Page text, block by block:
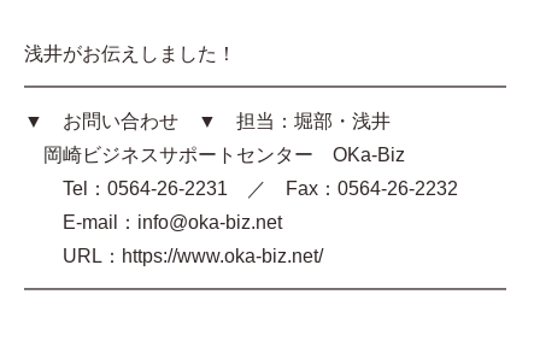
浅井がお伝えしました！
━━━━━━━━━━━━━━━━━━━━━━━━━
▼ お問い合わせ ▼ 担当：堀部・浅井
岡崎ビジネスサポートセンター OKa-Biz
Tel：0564-26-2231 ／ Fax：0564-26-2232
E-mail：info@oka-biz.net
URL：https://www.oka-biz.net/
━━━━━━━━━━━━━━━━━━━━━━━━━